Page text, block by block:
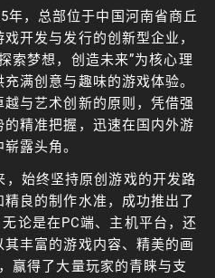
年，总部位于中国河南省商丘
开发与发行的创新型企业，
索梦想，创造未来”为核心理
满创意与趣味的游戏体验。
与艺术创新的原则，凭借强
精准把握，迅速在国内外游
露头角。
，始终坚持原创游戏的开发路
良的制作水准，成功推出了
论是在PC端、主机平台，还
丰富的游戏内容、精美的画
赢得了大量玩家的青睐与支